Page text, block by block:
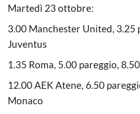
Martedì 23 ottobre:
3.00 Manchester United, 3.25
Juventus
1.35 Roma, 5.00 pareggio,
12.00 AEK Atene, 6.50
Monaco